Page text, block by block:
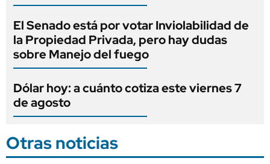
El Senado está por votar Inviolabilidad de
la Propiedad Privada, pero hay dudas
sobre Manejo del fuego
Dólar hoy: a cuánto cotiza este viernes 7
de agosto
Otras noticias